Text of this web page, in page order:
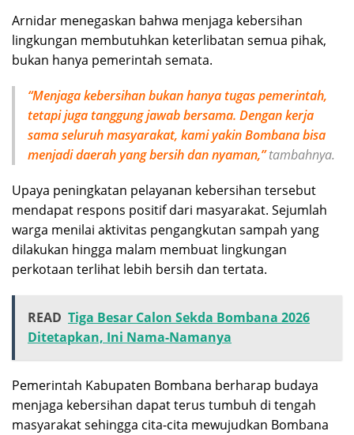
Arnidar menegaskan bahwa menjaga kebersihan
lingkungan membutuhkan keterlibatan semua pihak,
bukan hanya pemerintah semata.
“Menjaga kebersihan bukan hanya tugas pemerintah,
tetapi juga tanggung jawab bersama. Dengan kerja
sama seluruh masyarakat, kami yakin Bombana bisa
menjadi daerah yang bersih dan nyaman,” tambahnya.
Upaya peningkatan pelayanan kebersihan tersebut
mendapat respons positif dari masyarakat. Sejumlah
warga menilai aktivitas pengangkutan sampah yang
dilakukan hingga malam membuat lingkungan
perkotaan terlihat lebih bersih dan tertata.
READ Tiga Besar Calon Sekda Bombana 2026
Ditetapkan, Ini Nama-Namanya
Pemerintah Kabupaten Bombana berharap budaya
menjaga kebersihan dapat terus tumbuh di tengah
masyarakat sehingga cita-cita mewujudkan Bombana